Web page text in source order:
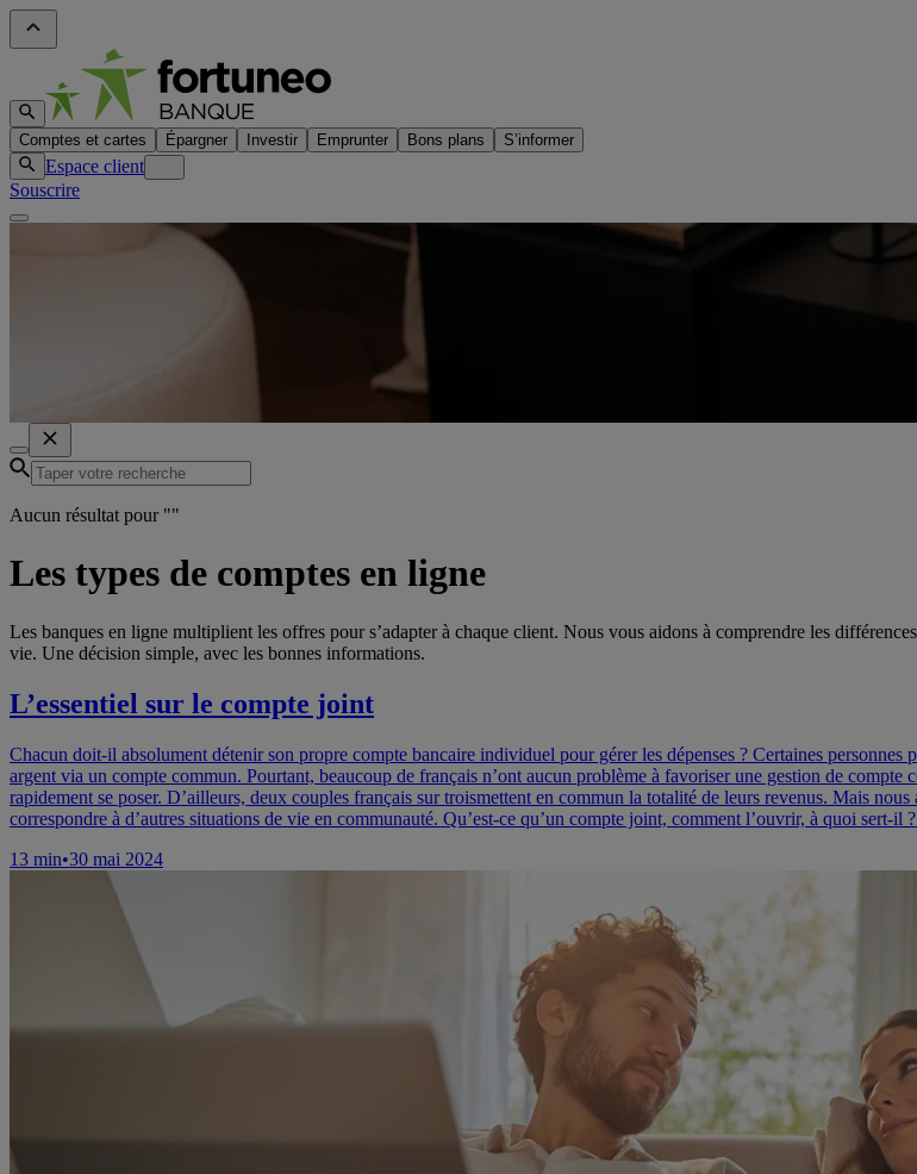
Comptes et cartes Épargner Investir Emprunter Bons plans S’informer
Espace client
Souscrire
Aucun résultat pour ""
Les types de comptes en ligne
Les banques en ligne multiplient les offres pour s’adapter à chaque client. Nous vous aidons à comprendre les
vie. Une décision simple, avec les bonnes informations.
L’essentiel sur le compte joint
Chacun doit-il absolument détenir son propre compte bancaire individuel pour gérer les dépenses ? Certaines
argent via un compte commun. Pourtant, beaucoup de français n’ont aucun problème à favoriser une gestion de
rapidement se poser. D’ailleurs, deux couples français sur troismettent en commun la totalité de leurs revenus. Mais
correspondre à d’autres situations de vie en communauté. Qu’est-ce qu’un compte joint, comment l’ouvrir, à quoi sert-
13 min•30 mai 2024